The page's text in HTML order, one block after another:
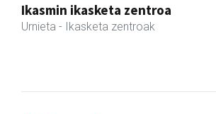
Magale Ikastetxea
Urnieta - Hezkuntza